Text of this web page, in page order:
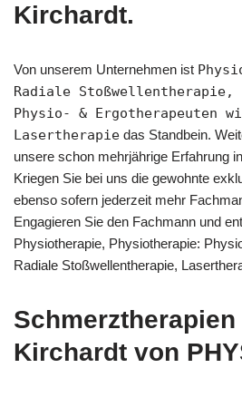
Kirchardt.
Von unserem Unternehmen ist
Radiale Stoßwellentherapie,
Physio- & Ergotherapeuten
Lasertherapie das Standbein.
unsere schon mehrjährige Erfahrung
Kriegen Sie bei uns die gewohnte
ebenso sofern jederzeit mehr
Engagieren Sie den Fachmann und
Physiotherapie, Physiotherapie:
Radiale Stoßwellentherapie,
Schmerztherapien
Kirchardt von